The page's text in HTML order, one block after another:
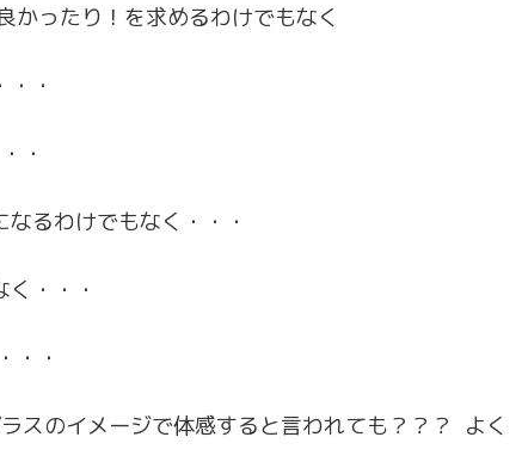
かったり！を求めるわけでもなく
・
・
るわけでもなく・・・
・・・
・・
スのイメージで体感すると言われても？？？ よく